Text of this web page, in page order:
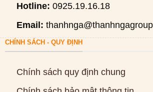
Hotline: 0925.19.16.18
Email:
CHÍNH SÁCH - QUY ĐỊNH
Chính sách quy định chung